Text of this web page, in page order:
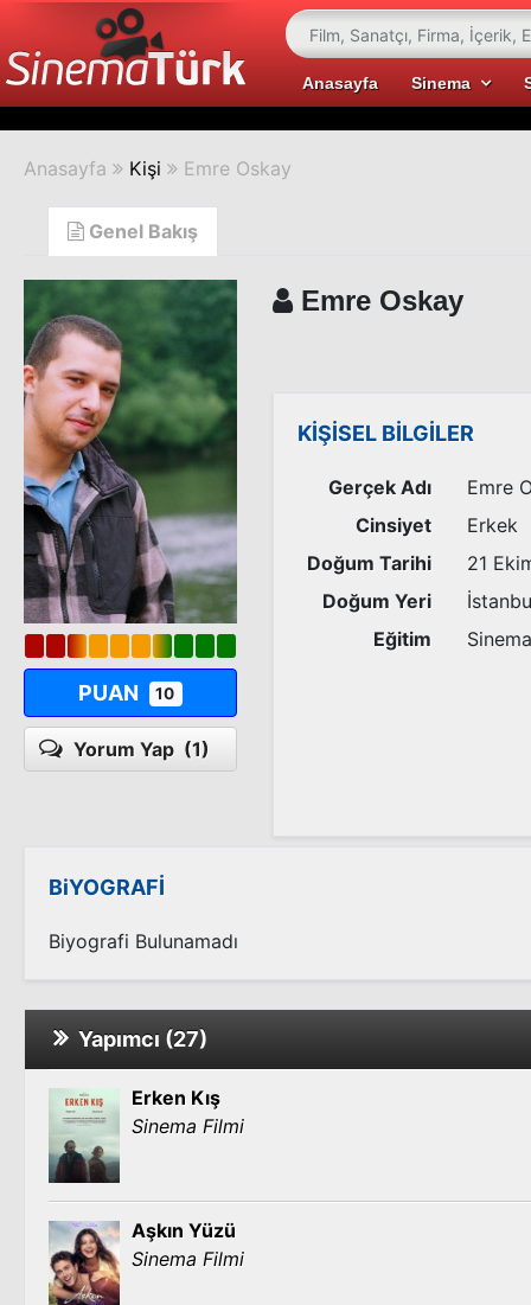
Anasayfa Sinema
Anasayfa Kişi Emre Oskay
Genel Bakış
PUAN 10
Yorum Yap (1)
Emre Oskay
KİŞİSEL BİLGİLER
Gerçek Adı
Emre
Cinsiyet
Erkek
Doğum Tarihi
21
Doğum Yeri
Eğitim
BiYOGRAFİ
Biyografi Bulunamadı
Yapımcı (27)
Erken Kış
Sinema Filmi
Aşkın Yüzü
Sinema Filmi